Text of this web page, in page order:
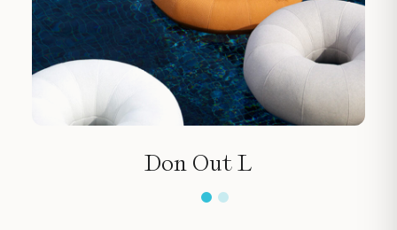
Don Out L